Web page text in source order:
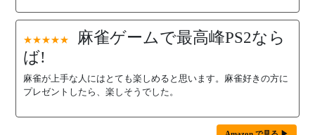
★★★★★
麻雀ゲームで最高峰PS2なら
ば!
麻雀が上手な人にはとても楽しめると思います。麻雀好きの方に
プレゼントしたら、楽しそうでした。
Amazon で見る ▶